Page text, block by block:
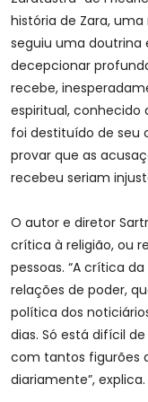
história de Zara,
seguiu uma doutrina
decepcionar
recebe,
espiritual, conhecido
foi destituído de seu
provar que as
recebeu seriam
O autor e diretor
crítica à religião, ou
pessoas. “A crítica
relações de poder,
política dos
dias. Só está difícil
com tantos figurões
diariamente”, explica.